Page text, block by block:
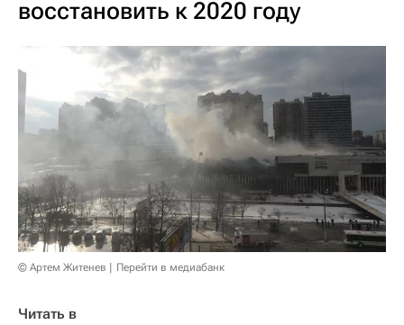
восстановить к 2020 году
© Артем Житенев Перейти в медиабанк
Читать в